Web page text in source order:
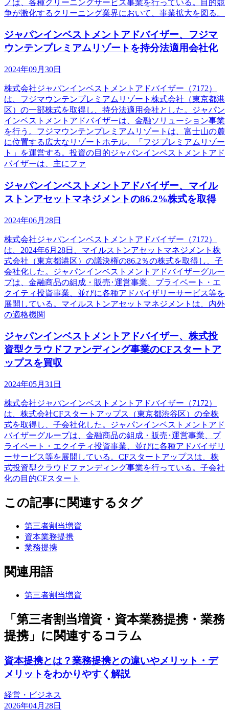
ノは、各種クリーニングサービス事業を行っている。目的競
争が激化するクリーニング業界において、事業拡大を図る。
ジャパンインベストメントアドバイザー、フジマ
ウンテンプレミアムリゾートを持分法適用会社化
2024年09月30日
株式会社ジャパンインベストメントアドバイザー（7172）
は、フジマウンテンプレミアムリゾート株式会社（東京都港
区）の一部株式を取得し、持分法適用会社とした。ジャパン
インベストメントアドバイザーは、金融ソリューション事業
を行う。フジマウンテンプレミアムリゾートは、富士山の麓
に位置する広大なリゾートホテル、「フジプレミアムリゾー
ト」を運営する。投資の目的ジャパンインベストメントアド
バイザーは、主にファ
ジャパンインベストメントアドバイザー、マイル
ストンアセットマネジメントの86.2%株式を取得
2024年06月28日
株式会社ジャパンインベストメントアドバイザー（7172）
は、2024年6月28日、マイルストンアセットマネジメント株
式会社（東京都港区）の議決権の86.2％の株式を取得し、子
会社化した。ジャパンインベストメントアドバイザーグルー
プは、金融商品の組成・販売･運営事業、プライベート・エ
クイティ投資事業、並びに各種アドバイザリーサービス等を
展開している。マイルストンアセットマネジメントは、内外
の適格機関
ジャパンインベストメントアドバイザー、株式投
資型クラウドファンディング事業のCFスタートア
ップスを買収
2024年05月31日
株式会社ジャパンインベストメントアドバイザー（7172）
は、株式会社CFスタートアップス（東京都渋谷区）の全株
式を取得し、子会社化した。ジャパンインベストメントアド
バイザーグループは、金融商品の組成・販売･運営事業、プ
ライベート・エクイティ投資事業、並びに各種アドバイザリ
ーサービス等を展開している。CFスタートアップスは、株
式投資型クラウドファンディング事業を行っている。子会社
化の目的CFスタート
この記事に関連するタグ
第三者割当増資
資本業務提携
業務提携
関連用語
第三者割当増資
「第三者割当増資・資本業務提携・業務
提携」に関連するコラム
資本提携とは？業務提携との違いやメリット・デ
メリットをわかりやすく解説
経営・ビジネス
2026年04月28日